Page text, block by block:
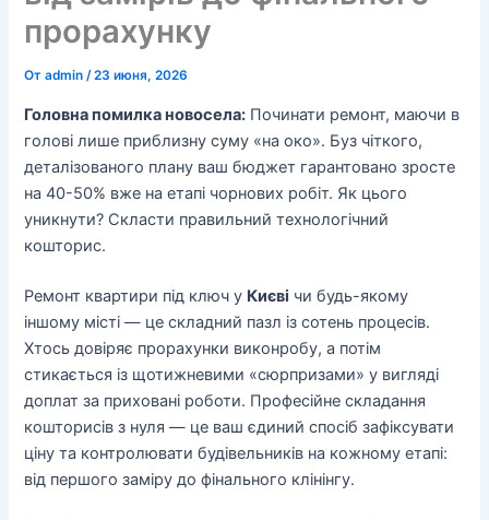
прорахунку
Отadmin/23 июня, 2026
Головна помилка новосела: Починати ремонт, маючи в
голові лише приблизну суму «на око». Буз чіткого,
деталізованого плану ваш бюджет гарантовано зросте
на 40-50% вже на етапі чорнових робіт. Як цього
уникнути? Скласти правильний технологічний
кошторис.
Ремонт квартири під ключ у Києві чи будь-якому
іншому місті — це складний пазл із сотень процесів.
Хтось довіряє прорахунки виконробу, а потім
стикається із щотижневими «сюрпризами» у вигляді
доплат за приховані роботи. Професійнескладання
кошторисів з нуля — це ваш єдиний спосіб зафіксувати
ціну та контролювати будівельників на кожному етапі:
від першого заміру до фінального клінінгу.